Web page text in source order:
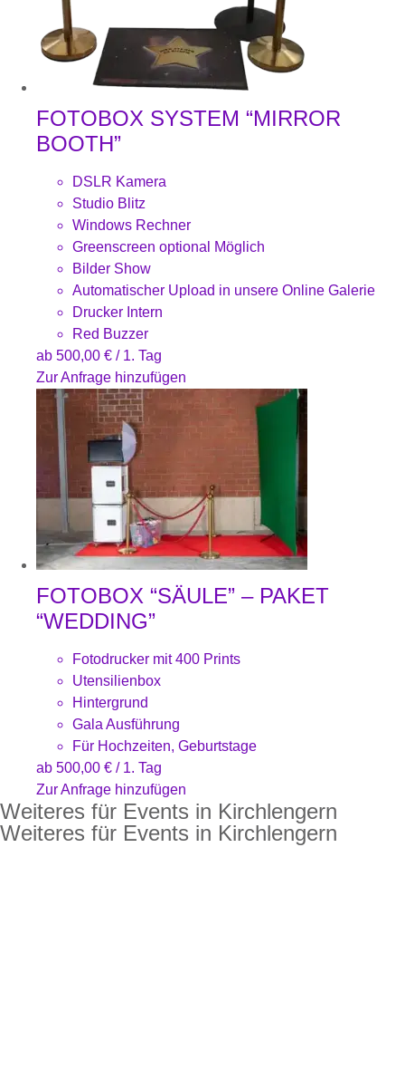
FOTOBOX SYSTEM “MIRROR
BOOTH”
DSLR Kamera
Studio Blitz
Windows Rechner
Greenscreen optional Möglich
Bilder Show
Automatischer Upload in unsere Online Galerie
Drucker Intern
Red Buzzer
ab 500,00 € / 1. Tag
Zur Anfrage hinzufügen
FOTOBOX “SÄULE” – PAKET
“WEDDING”
Fotodrucker mit 400 Prints
Utensilienbox
Hintergrund
Gala Ausführung
Für Hochzeiten, Geburtstage
ab 500,00 € / 1. Tag
Zur Anfrage hinzufügen
Weiteres für Events in Kirchlengern
Weiteres für Events in Kirchlengern